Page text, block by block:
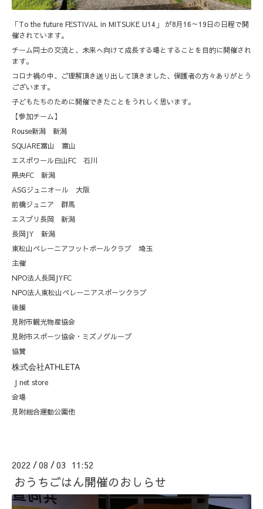
「To the future FESTIVAL in MITSUKE U14」 が8月16～19日の日程で開
催されています。
チーム同士の交流と、未来へ向けて成長する場とすることを目的に開催され
ます。
コロナ禍の中、ご理解頂き送り出して頂きました、保護者の方々ありがとう
ございます。
子どもたちのために開催できたことをうれしく思います。
【参加チーム】
Rouse新潟 新潟
SQUARE富山 富山
エスポワール白山FC 石川
県央FC 新潟
ASGジュニオール 大阪
前橋ジュニア 群馬
エスプリ長岡 新潟
長岡JY 新潟
東松山ペレーニアフットボールクラブ 埼玉
主催
NPO法人長岡JYFC
NPO法人東松山ペレーニアスポーツクラブ
後援
見附市観光物産協会
見附市スポーツ協会・ミズノグループ
協賛
株式会社ATHLETA
J net store
会場
見附総合運動公園他
2022 /08 /03 11:52
おうちごはん開催のおしらせ